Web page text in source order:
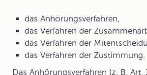
das Anhörungsverfahren,
das Verfahren der
das Verfahren der
das Verfahren der Zustimmung.
Das Anhörungsverfahren (z. B. Art.